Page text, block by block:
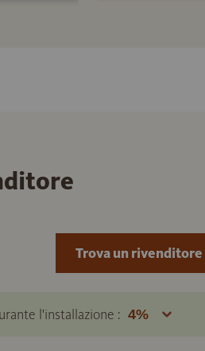
l'installazione :
Trova un rivenditore